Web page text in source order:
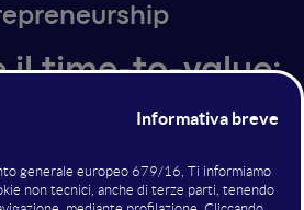
il time-to-value:
alimenta la
aziendale
del successo è il time-to-